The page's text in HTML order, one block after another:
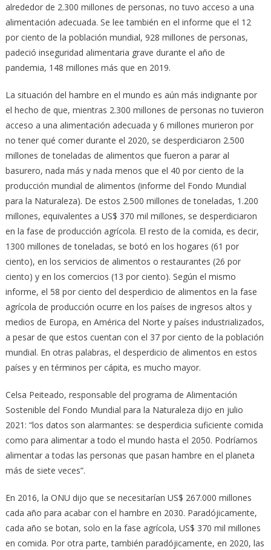
alrededor de 2.300 millones de personas, no tuvo acceso a una
alimentación adecuada. Se lee también en el informe que el 12
por ciento de la población mundial, 928 millones de personas,
padeció inseguridad alimentaria grave durante el año de
pandemia, 148 millones más que en 2019.
La situación del hambre en el mundo es aún más indignante por
el hecho de que, mientras 2.300 millones de personas no tuvieron
acceso a una alimentación adecuada y 6 millones murieron por
no tener qué comer durante el 2020, se desperdiciaron 2.500
millones de toneladas de alimentos que fueron a parar al
basurero, nada más y nada menos que el 40 por ciento de la
producción mundial de alimentos (informe del Fondo Mundial
para la Naturaleza). De estos 2.500 millones de toneladas, 1.200
millones, equivalentes a US$ 370 mil millones, se desperdiciaron
en la fase de producción agrícola. El resto de la comida, es decir,
1300 millones de toneladas, se botó en los hogares (61 por
ciento), en los servicios de alimentos o restaurantes (26 por
ciento) y en los comercios (13 por ciento). Según el mismo
informe, el 58 por ciento del desperdicio de alimentos en la fase
agrícola de producción ocurre en los países de ingresos altos y
medios de Europa, en América del Norte y países industrializados,
a pesar de que estos cuentan con el 37 por ciento de la población
mundial. En otras palabras, el desperdicio de alimentos en estos
países y en términos per cápita, es mucho mayor.
Celsa Peiteado, responsable del programa de Alimentación
Sostenible del Fondo Mundial para la Naturaleza dijo en julio
2021: “los datos son alarmantes: se desperdicia suficiente comida
como para alimentar a todo el mundo hasta el 2050. Podríamos
alimentar a todas las personas que pasan hambre en el planeta
más de siete veces”.
En 2016, la ONU dijo que se necesitarían US$ 267.000 millones
cada año para acabar con el hambre en 2030. Paradójicamente,
cada año se botan, solo en la fase agrícola, US$ 370 mil millones
en comida. Por otra parte, también paradójicamente, en 2020, las